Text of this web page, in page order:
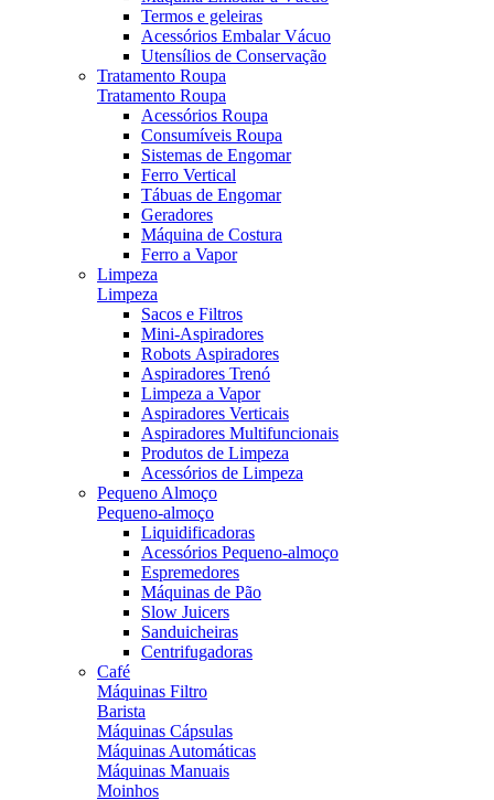
Termos e geleiras
Acessórios Embalar Vácuo
Utensílios de Conservação
Tratamento Roupa
Tratamento Roupa
Acessórios Roupa
Consumíveis Roupa
Sistemas de Engomar
Ferro Vertical
Tábuas de Engomar
Geradores
Máquina de Costura
Ferro a Vapor
Limpeza
Limpeza
Sacos e Filtros
Mini-Aspiradores
Robots Aspiradores
Aspiradores Trenó
Limpeza a Vapor
Aspiradores Verticais
Aspiradores Multifuncionais
Produtos de Limpeza
Acessórios de Limpeza
Pequeno Almoço
Pequeno-almoço
Liquidificadoras
Acessórios Pequeno-almoço
Espremedores
Máquinas de Pão
Slow Juicers
Sanduicheiras
Centrifugadoras
Café
Máquinas Filtro
Barista
Máquinas Cápsulas
Máquinas Automáticas
Máquinas Manuais
Moinhos